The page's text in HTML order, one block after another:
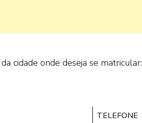
cidade onde deseja se matricular:
TELEFONE